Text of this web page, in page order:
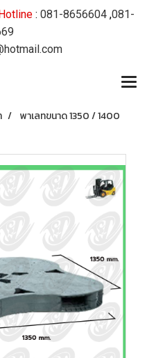
: 081-8656604 ,081-
พาเลทขนาด 1350 / 1400